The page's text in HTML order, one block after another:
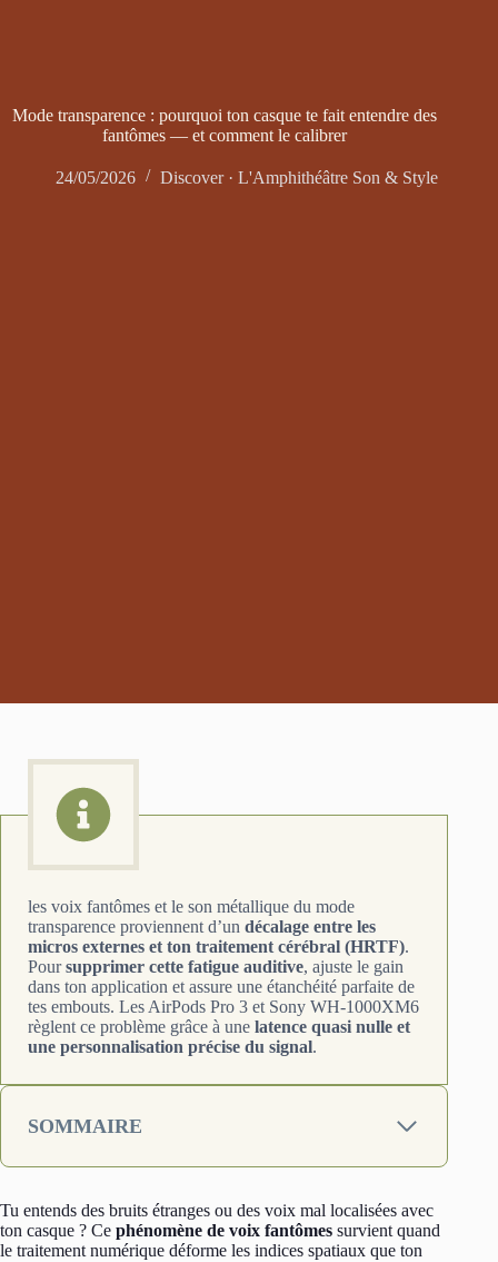
Mode transparence : pourquoi ton casque te fait entendre des
fantômes — et comment le calibrer
24/05/2026 Discover · L'Amphithéâtre Son & Style
les voix fantômes et le son métallique du mode
transparence proviennent d’un décalage entre les
micros externes et ton traitement cérébral (HRTF).
Poursupprimer cette fatigue auditive, ajuste le gain
dans ton application et assure une étanchéité parfaite de
tes embouts. Les AirPods Pro 3 et Sony WH-1000XM6
règlent ce problème grâce à une latence quasi nulle et
une personnalisation précise du signal.
SOMMAIRE
Tu entends des bruits étranges ou des voix mal localisées avec
ton casque ? Ce phénomène de voix fantômes survient quand
le traitement numérique déforme les indices spatiaux que ton